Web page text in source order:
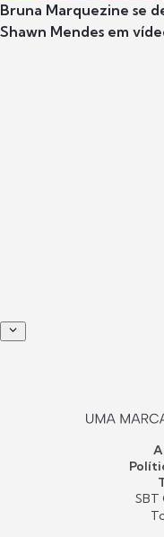
Bruna Marquezine se
Shawn Mendes em